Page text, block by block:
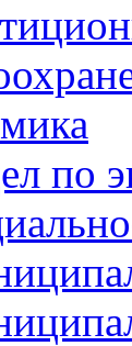
по